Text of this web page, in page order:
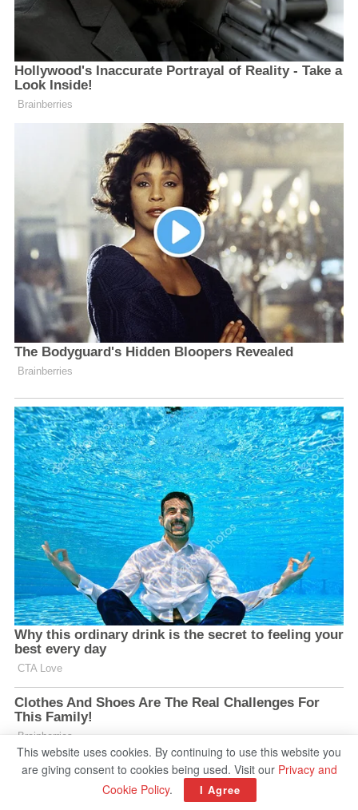
This website uses cookies. By continuing to use this website you
are giving consent to cookies being used. Visit our Privacy and
Cookie Policy. I Agree